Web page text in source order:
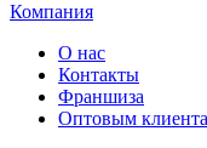
Компания
О нас
Контакты
Франшиза
Оптовым